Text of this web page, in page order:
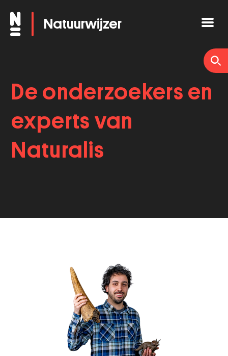
Overslaan
en
gaan
Natuurwijzer
De onderzoekers en
experts van
Naturalis